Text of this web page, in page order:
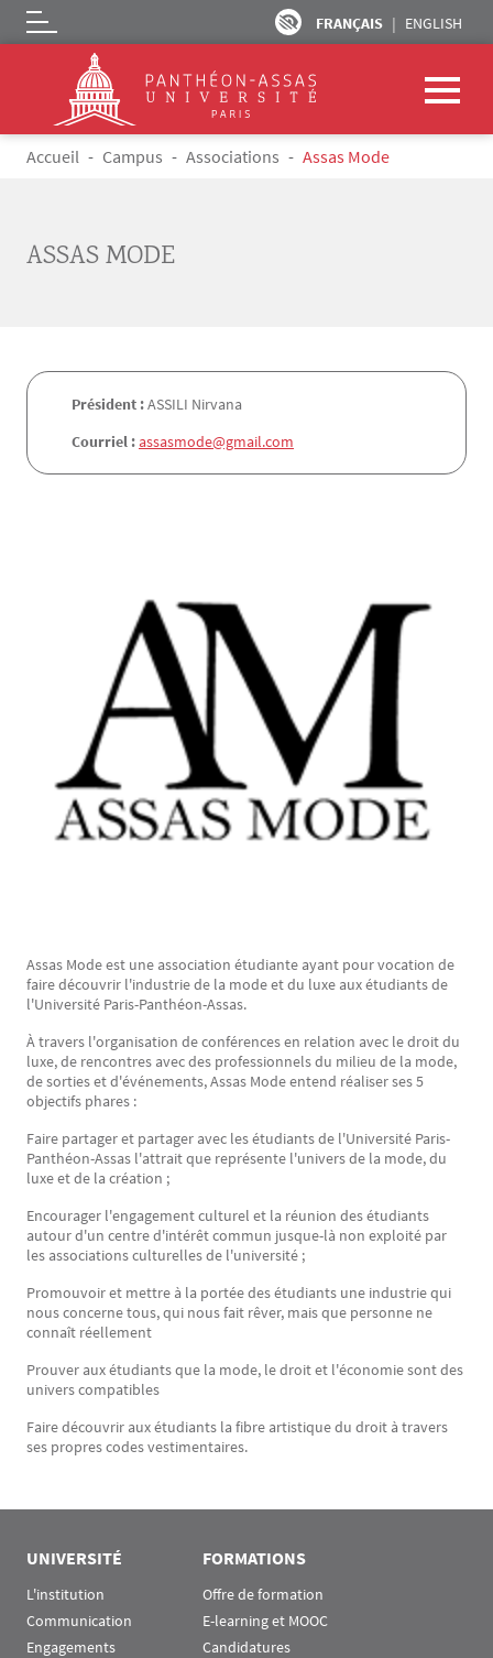
Aller au contenu principal
FRANÇAIS ENGLISH
Logo
Fil d'Ariane
Accueil Campus Associations Assas Mode
ASSAS MODE
Président :ASSILI Nirvana
Courriel :assasmode@gmail.com
Assas Mode est une association étudiante ayant pour vocation de
faire découvrir l'industrie de la mode et du luxe aux étudiants de
l'Université Paris-Panthéon-Assas.
À travers l'organisation de conférences en relation avec le droit du
luxe, de rencontres avec des professionnels du milieu de la mode,
de sorties et d'événements, Assas Mode entend réaliser ses 5
objectifs phares :
Faire partager et partager avec les étudiants de l'Université Paris-
Panthéon-Assas l'attrait que représente l'univers de la mode, du
luxe et de la création ;
Encourager l'engagement culturel et la réunion des étudiants
autour d'un centre d'intérêt commun jusque-là non exploité par
les associations culturelles de l'université ;
Promouvoir et mettre à la portée des étudiants une industrie qui
nous concerne tous, qui nous fait rêver, mais que personne ne
connaît réellement
Prouver aux étudiants que la mode, le droit et l'économie sont des
univers compatibles
Faire découvrir aux étudiants la fibre artistique du droit à travers
ses propres codes vestimentaires.
UNIVERSITÉ
L'institution
Communication
Engagements
FORMATIONS
Offre de formation
E-learning et MOOC
Candidatures